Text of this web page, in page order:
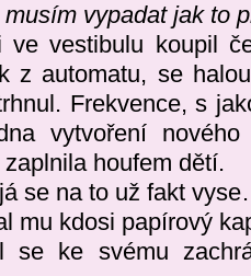
vypadat jak to
ve vestibulu koupil
z automatu, se
Frekvence, s
vytvoření
houfem dětí.
se na to už fakt
mu kdosi papírový
se ke svému